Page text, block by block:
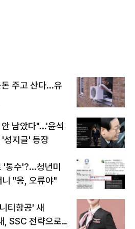
주고 산다...유
남았다"...'윤석
성지글' 등장
'통수'?...청년미
"응, 오류야"
티항공' 새
, SSC 전략으로